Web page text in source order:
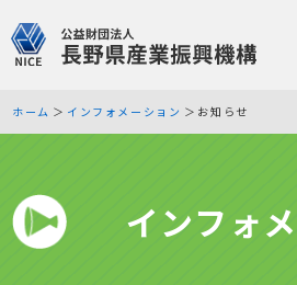
ホーム インフォメーション お知らせ
インフォ